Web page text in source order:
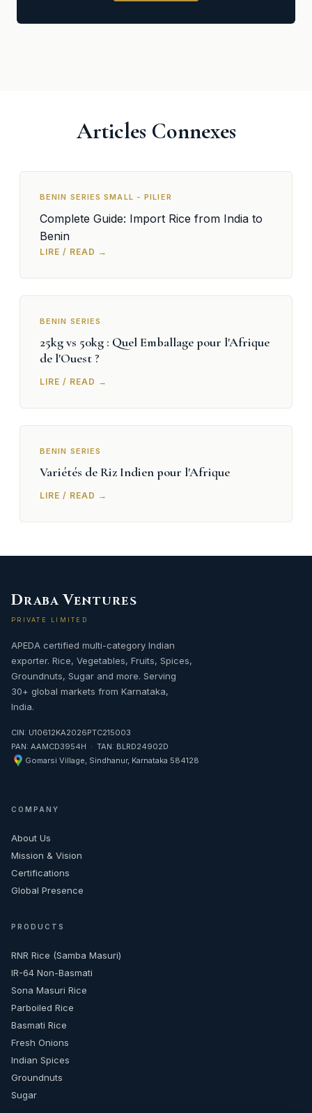
Articles Connexes
BENIN SERIES SMALL - PILIER
Complete Guide: Import Rice from India to
Benin
LIRE / READ →
BENIN SERIES
25kg vs 50kg : Quel Emballage pour l'Afrique
de l'Ouest ?
LIRE / READ →
BENIN SERIES
Variétés de Riz Indien pour l'Afrique
LIRE / READ →
DRABA VENTURES
PRIVATE LIMITED
APEDA certified multi-category Indian
exporter. Rice, Vegetables, Fruits, Spices,
Groundnuts, Sugar and more. Serving
30+ global markets from Karnataka,
India.
CIN: U10612KA2026PTC215003
PAN: AAMCD3954H · TAN: BLRD24902D
Gomarsi Village, Sindhanur, Karnataka 584128
COMPANY
About Us
Mission & Vision
Certifications
Global Presence
PRODUCTS
RNR Rice (Samba Masuri)
IR-64 Non-Basmati
Sona Masuri Rice
Parboiled Rice
Basmati Rice
Fresh Onions
Indian Spices
Groundnuts
Sugar